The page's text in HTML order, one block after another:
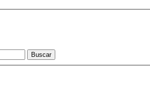
Buscar